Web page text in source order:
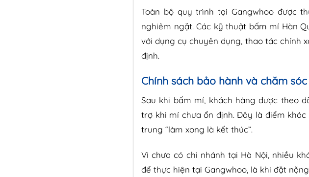
Toàn bộ quy trình tại Gangwhoo được
nghiêm ngặt. Các kỹ thuật bấm mí Hàn
với dụng cụ chuyên dụng, thao tác chính
định.
Chính sách bảo hành và chăm
Sau khi bấm mí, khách hàng được theo
trợ khi mí chưa ổn định. Đây là điểm
trung “làm xong là kết thúc”.
Vì chưa có chi nhánh tại Hà Nội, nhiều
để thực hiện tại Gangwhoo, là khi đặt